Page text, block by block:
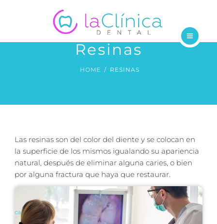
TRATAMIENTOS
BLOG
CONTÁCTANOS
Resinas
HOME RESINAS
Las resinas son del color del diente y se colocan en
la superficie de los mismos igualando su apariencia
natural, después de eliminar alguna caries, o bien
por alguna fractura que haya que restaurar.